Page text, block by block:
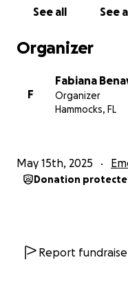
medicamentos y
Cualquier
campaña también
marcar la diferencia.
de su familia. Con tu
Gracias de todo
See all See
Organizer
F
Fabiana
Organizer
Hammocks, FL
May 15th, 2025
Donation
Report